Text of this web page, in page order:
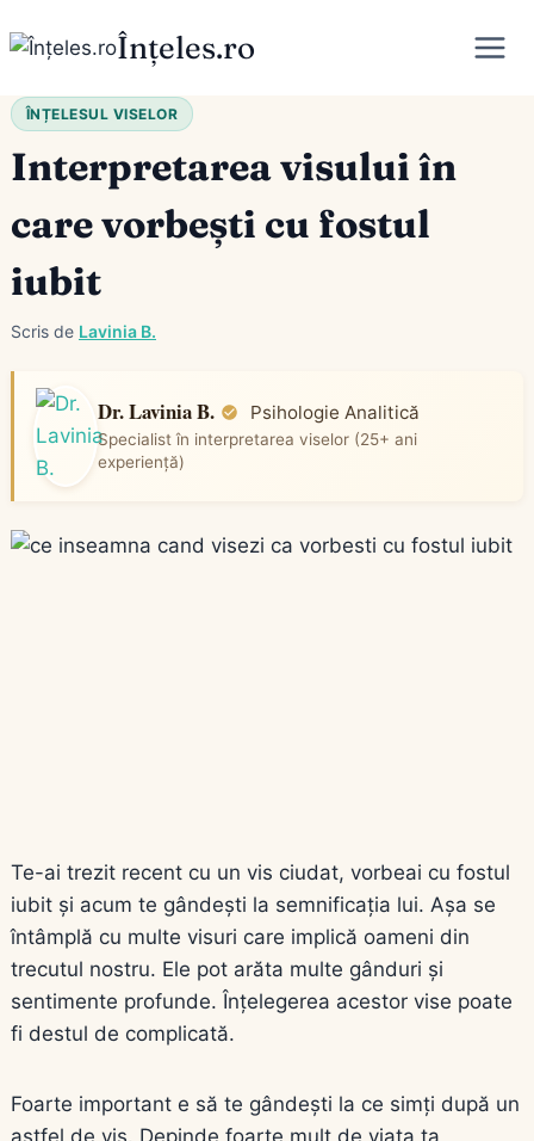
to
Înțeles.ro
ÎNȚELESUL VISELOR
Interpretarea visului în
care vorbești cu fostul
iubit
Scris de Lavinia B.
Dr. Lavinia B. Psihologie Analitică
Specialist în interpretarea viselor (25+ ani
experiență)
Te-ai trezit recent cu un vis ciudat, vorbeai cu fostul
iubit și acum te gândești la semnificația lui. Așa se
întâmplă cu multe visuri care implică oameni din
trecutul nostru. Ele pot arăta multe gânduri și
sentimente profunde. Înțelegerea acestor vise poate
fi destul de complicată.
Foarte important e să te gândești la ce simți după un
astfel de vis. Depinde foarte mult de viața ta